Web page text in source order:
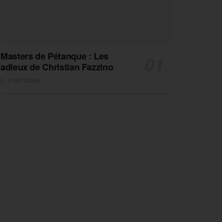
Masters de Pétanque : Les
adieux de Christian Fazzino